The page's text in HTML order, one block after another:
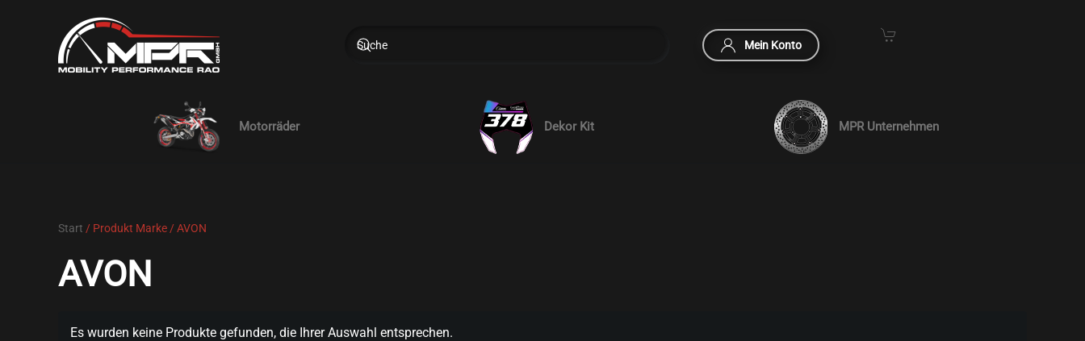
Skip to main content Mein Konto
Motorräder Dekor Kit MPR Unternehmen
Start / Produkt Marke / AVON
AVON
Es wurden keine Produkte gefunden, die Ihrer Auswahl entsprechen.